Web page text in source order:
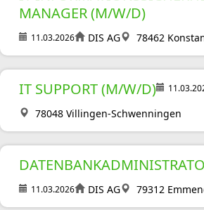
MANAGER (M/W/D)
11.03.2026 DIS AG 78462
IT SUPPORT (M/W/D)
78048 Villingen-Schwenningen
11.03.2026 DIS AG 79312